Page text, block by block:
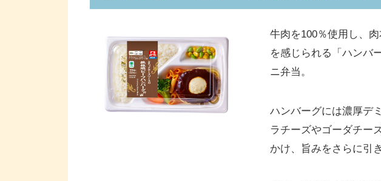
牛肉を100％使用し、
を感じられる「ハンバ
ニ弁当。
ハンバーグには濃厚デ
ラチーズやゴーダチー
かけ、旨みをさらに引